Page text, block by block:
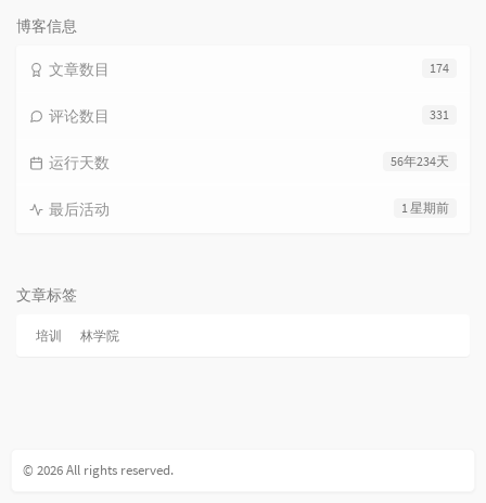
博客信息
174
文章数目
331
评论数目
56年234天
运行天数
1 星期前
最后活动
文章标签
培训 林学院
© 2026 All rights reserved.